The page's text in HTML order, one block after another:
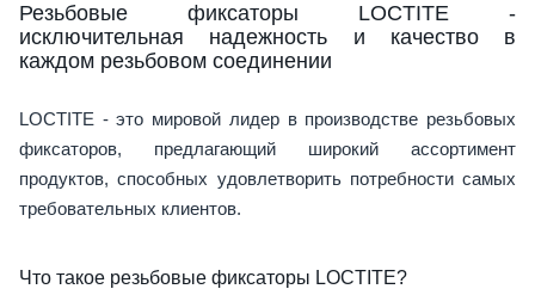
Резьбовые фиксаторы LOCTITE -
исключительная надежность и качество в
каждом резьбовом соединении
LOCTITE - это мировой лидер в производстве резьбовых
фиксаторов, предлагающий широкий ассортимент
продуктов, способных удовлетворить потребности самых
требовательных клиентов.
Что такое резьбовые фиксаторы LOCTITE?